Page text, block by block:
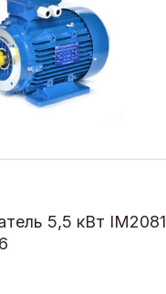
5,5 кВт IM2081